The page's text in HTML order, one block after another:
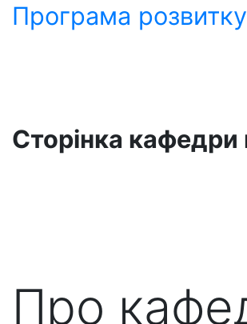
Програма
Сторінка кафедри
Про